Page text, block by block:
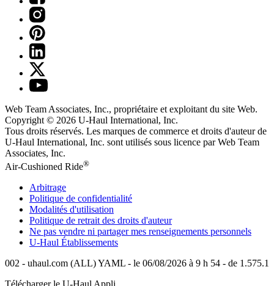
Web Team Associates, Inc., propriétaire et exploitant du site Web.
Copyright © 2026 U-Haul International, Inc.
Tous droits réservés. Les marques de commerce et droits d'auteur de
U-Haul International, Inc. sont utilisés sous licence par Web Team
Associates, Inc.
Air-Cushioned Ride®
Arbitrage
Politique de confidentialité
Modalités d'utilisation
Politique de retrait des droits d'auteur
Ne pas vendre ni partager mes renseignements personnels
U-Haul Établissements
002 - uhaul.com (ALL) YAML - le 06/08/2026 à 9 h 54 - de 1.575.1